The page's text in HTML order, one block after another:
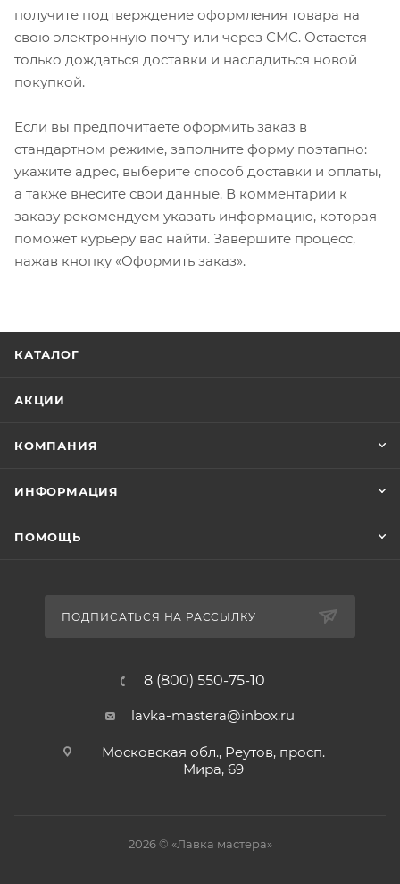
получите подтверждение оформления товара на
свою электронную почту или через СМС. Остается
только дождаться доставки и насладиться новой
покупкой.
Если вы предпочитаете оформить заказ в
стандартном режиме, заполните форму поэтапно:
укажите адрес, выберите способ доставки и оплаты,
а также внесите свои данные. В комментарии к
заказу рекомендуем указать информацию, которая
поможет курьеру вас найти. Завершите процесс,
нажав кнопку «Оформить заказ».
КАТАЛОГ
АКЦИИ
КОМПАНИЯ
ИНФОРМАЦИЯ
ПОМОЩЬ
ПОДПИСАТЬСЯ НА РАССЫЛКУ
8 (800) 550-75-10
lavka-mastera@inbox.ru
Московская обл., Реутов, просп.
Мира, 69
2026 © «Лавка мастера»